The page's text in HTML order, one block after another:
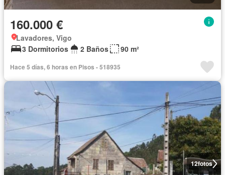
160.000 €
Lavadores, Vigo
3 Dormitorios
2 Baños 90 m²
Hace 5 días, 6 horas en Pisos - 518935
12fotos